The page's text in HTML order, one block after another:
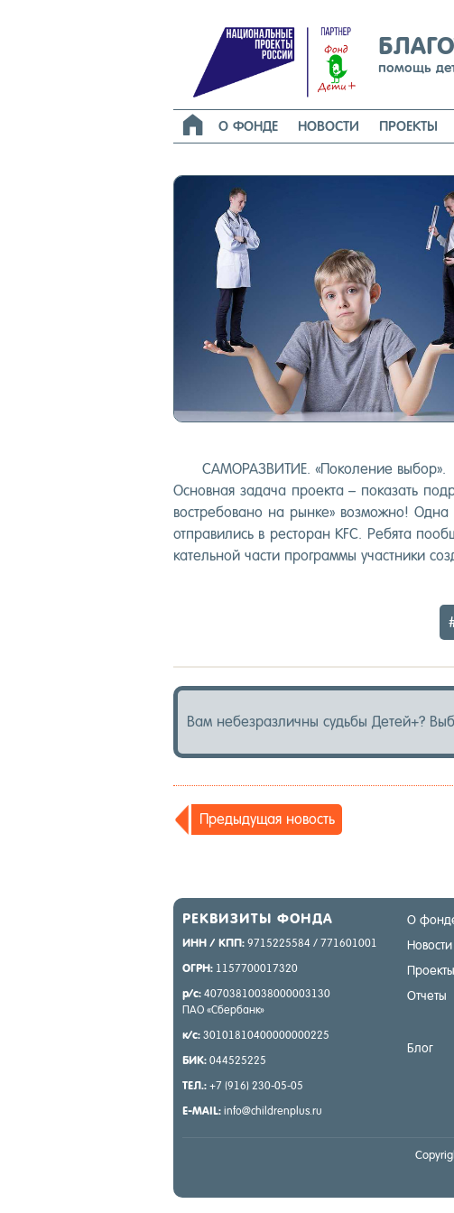
помощь
 О ФОНДЕ НОВОСТИ ПРОЕКТЫ
СА­МОРАЗ­ВИ­ТИЕ. «По­коле­ние вы­бор». ⠀
Ос­новная за­дача про­ек­та – по­казать
вос­тре­бова­но на рын­ке» воз­можно!
от­пра­вились в рес­то­ран KFC. Ре­бята
катель­ной час­ти прог­раммы учас­тни­ки
Вам не­без­различ­ны судь­бы Де­тей+?
Пре­дыду­щая но­вость
РЕК­ВИ­ЗИТЫ ФОН­ДА
ИНН / КПП: 9715225584 / 771601001
ОГРН: 1157700017320
р/с: 40703810038000003130
ПАО «Сбер­банк»
к/с: 30101810400000000225
БИК: 044525225
ТЕЛ.: +7 (916) 230-05-05
E-MAIL: info@childrenplus.ru
О
Новости
Проекты
Отчеты
Блог